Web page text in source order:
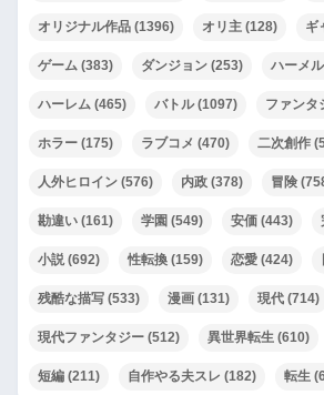
オリジナル作品 (1396) オリ主 (128) ギ
ゲーム (383) ダンジョン (253) ハーメ
ハーレム (465) バトル(1097) ファンタ
ホラー (175) ラブコメ (470) 二次創作
人外ヒロイン (576) 内政 (378) 冒険
勘違い (161) 学園 (549) 安価 (443)
小説(692) 性転換 (159) 恋愛 (424)
残酷な描写 (533) 漫画 (131) 現代 (714)
現代ファンタジー (512) 異世界転生 (610)
短編 (211) 自作やる夫スレ (182) 転生